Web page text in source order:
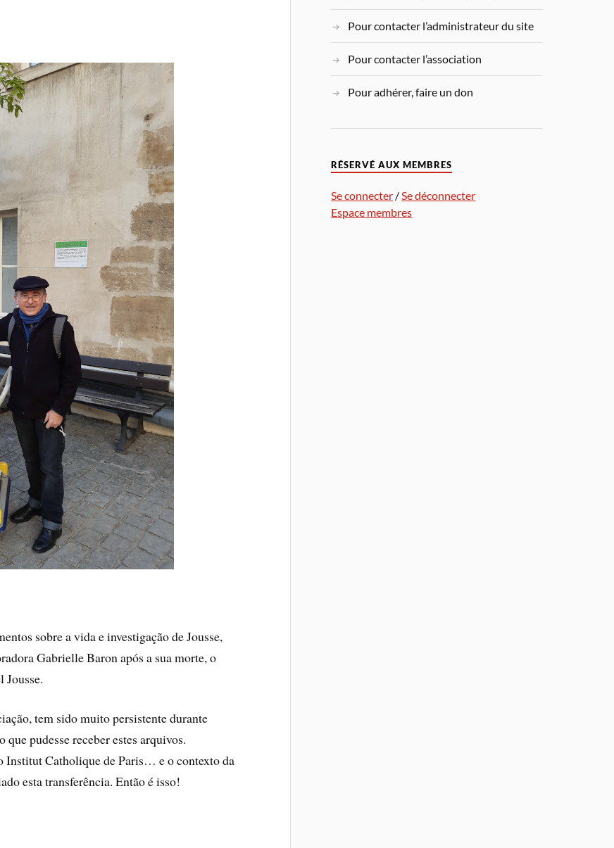
sobre a vida e investigação de Jousse,
Gabrielle Baron após a sua morte, o
Jousse.
tem sido muito persistente durante
pudesse receber estes arquivos.
Institut Catholique de Paris… e o contexto da
esta transferência. Então é isso!
Pour contacter l’administrateur du site
Pour contacter l’association
Pour adhérer, faire un don
RÉSERVÉ AUX MEMBRES
Se connecter /Se déconnecter
Espace membres